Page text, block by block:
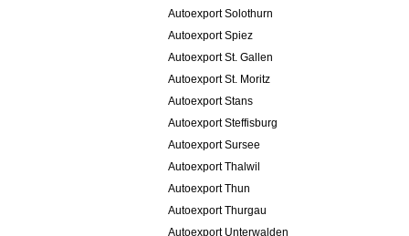
Autoexport Solothurn
Autoexport Spiez
Autoexport St. Gallen
Autoexport St. Moritz
Autoexport Stans
Autoexport Steffisburg
Autoexport Sursee
Autoexport Thalwil
Autoexport Thun
Autoexport Thurgau
Autoexport Unterwalden